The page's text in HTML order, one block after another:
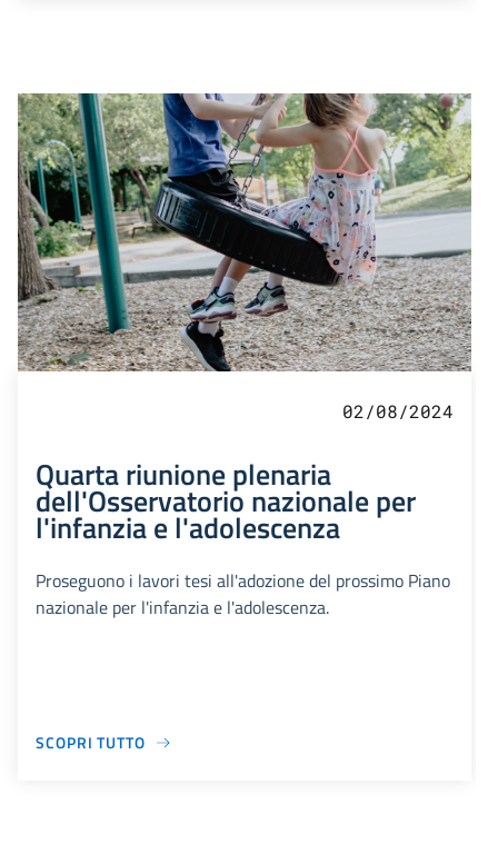
02/08/2024
Quarta riunione plenaria
dell'Osservatorio nazionale per
l'infanzia e l'adolescenza
Proseguono i lavori tesi all'adozione del prossimo Piano
nazionale per l'infanzia e l'adolescenza.
SCOPRI TUTTO